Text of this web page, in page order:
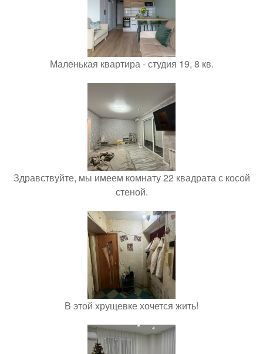
Маленькая квартира - студия 19, 8 кв.
Здравствуйте, мы имеем комнату 22 квадрата с косой
стеной.
В этой хрущевке хочется жить!